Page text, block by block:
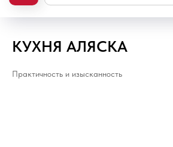
КУХНЯ АЛЯСКА
Практичность и изысканность